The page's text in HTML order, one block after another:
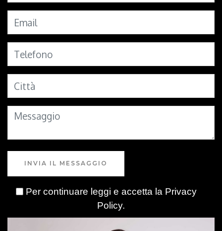
INVIA IL MESSAGGIO
Per continuare leggi e accetta la Privacy
Policy.